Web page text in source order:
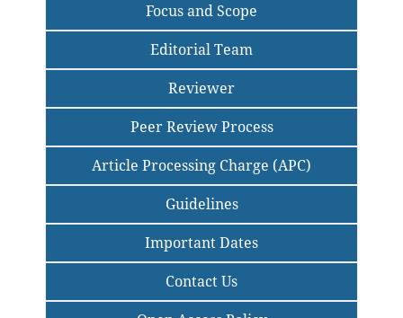
Focus and Scope
Editorial Team
Reviewer
Peer Review Process
Article Processing Charge (APC)
Guidelines
Important Dates
Contact Us